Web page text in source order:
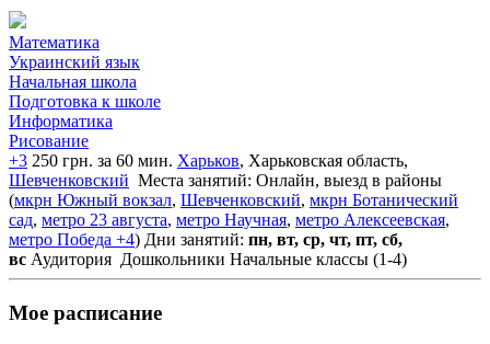
Математика
Украинский язык
Начальная школа
Подготовка к школе
Информатика
Рисование
+3 250 грн. за 60 мин. Харьков, Харьковская область,
Шевченковский Места занятий: Онлайн, выезд в районы
(мкрн Южный вокзал, Шевченковский, мкрн Ботанический
сад, метро 23 августа, метро Научная, метро Алексеевская,
метро Победа +4) Дни занятий: пн, вт, ср, чт, пт, сб,
вс Аудитория Дошкольники Начальные классы (1-4)
Мое расписание